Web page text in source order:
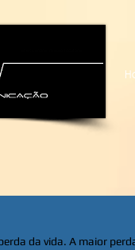
da vida. A maior